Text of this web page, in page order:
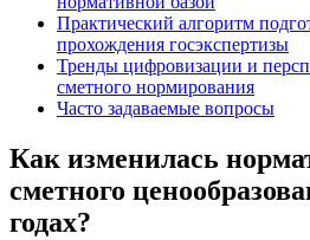
Практический алгоритм
прохождения госэкспертизы
Тренды цифровизации и
сметного нормирования
Часто задаваемые вопросы
Как изменилась
сметного
годах?